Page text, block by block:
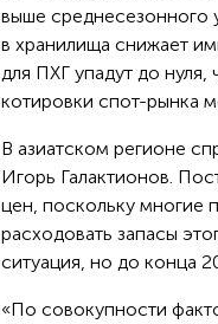
выше среднесезонного
в хранилища снижает
для ПХГ упадут до
котировки спот-рынка
В азиатском регионе
Игорь Галактионов.
цен, поскольку многие
расходовать запасы
ситуация, но до конца
«По совокупности